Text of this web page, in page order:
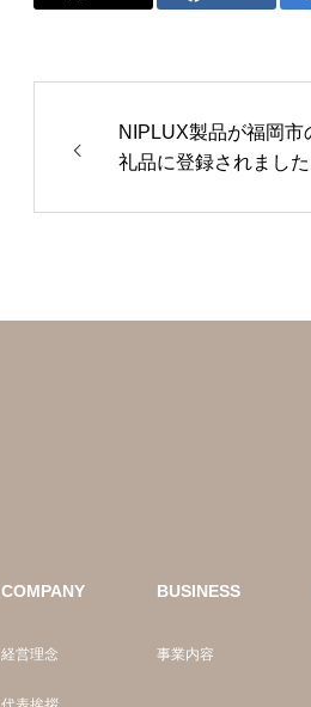
NIPLUX製品が福岡市
礼品に登録されました
COMPANY
経営理念
BUSINESS
事業内容